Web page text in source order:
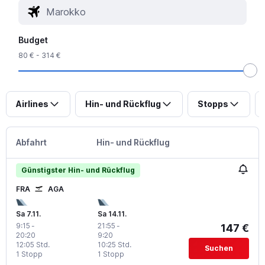
Budget
80 € - 314 €
Airlines Hin- und Rückflug Stopps
Abfahrt Hin- und Rückflug
Günstigster Hin- und Rückflug
FRA AGA
Sa 7.11.
9:15 -
20:20
1 Stopp
12:05 Std.
Sa 14.11.
21:55 -
9:20
1 Stopp
10:25 Std.
147 €
Suchen